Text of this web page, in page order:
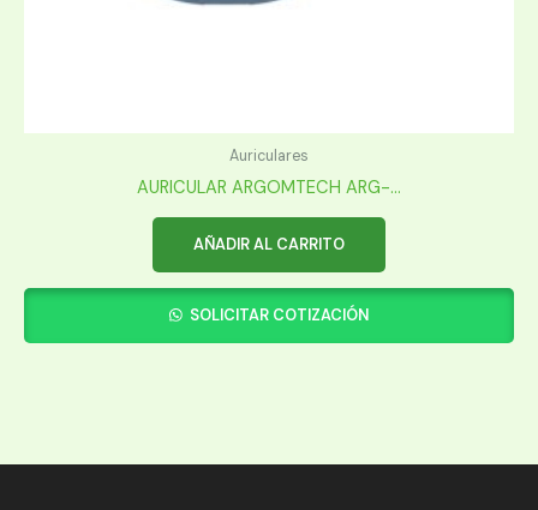
Auriculares
AURICULAR ARGOMTECH ARG-...
AÑADIR AL CARRITO
SOLICITAR COTIZACIÓN